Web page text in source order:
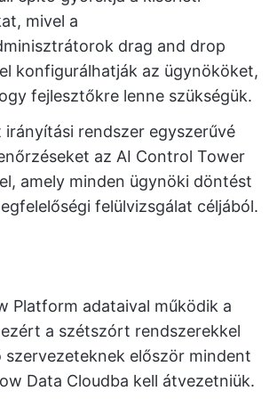
mivel a
drag and drop
konfigurálhatják az ügynököket,
fejlesztőkre lenne szükségük.
irányítási rendszer egyszerűvé
az AI Control Tower
amely minden ügynöki döntést
felülvizsgálat céljából.
Platform adataival működik a
a szétszórt rendszerekkel
szervezeteknek először mindent
Data Cloudba kell átvezetniük.